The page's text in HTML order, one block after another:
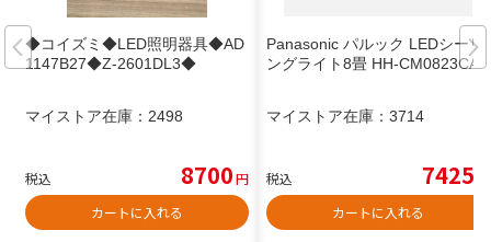
◆コイズミ◆LED照明器具◆AD
1147B27◆Z-2601DL3◆
マイストア在庫： 2498
税込 8700円
カートに入れる
Panasonic パルック LEDシーリ
ングライト8畳 HH-CM0823CA
マイストア在庫： 3714
税込 7425
カートに入れる